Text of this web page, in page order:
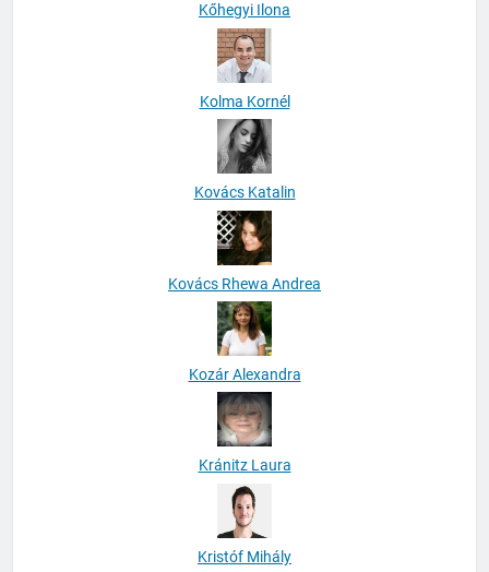
Kőhegyi Ilona
Kolma Kornél
Kovács Katalin
Kovács Rhewa Andrea
Kozár Alexandra
Kránitz Laura
Kristóf Mihály